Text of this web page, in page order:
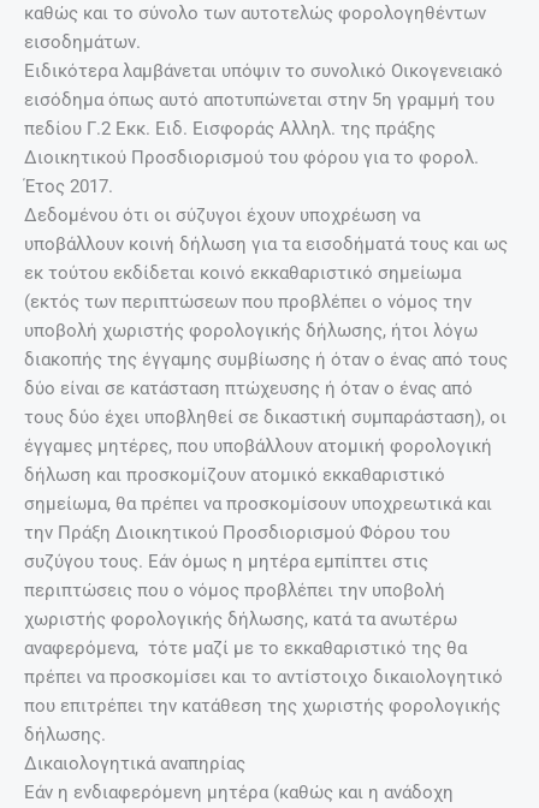
καθώς και το σύνολο των αυτοτελώς φορολογηθέντων
εισοδημάτων.
Ειδικότερα λαμβάνεται υπόψιν το συνολικό Οικογενειακό
εισόδημα όπως αυτό αποτυπώνεται στην 5η γραμμή του
πεδίου Γ.2 Εκκ. Ειδ. Εισφοράς Αλληλ. της πράξης
Διοικητικού Προσδιορισμού του φόρου για το φορολ.
Έτος 2017.
Δεδομένου ότι οι σύζυγοι έχουν υποχρέωση να
υποβάλλουν κοινή δήλωση για τα εισοδήματά τους και ως
εκ τούτου εκδίδεται κοινό εκκαθαριστικό σημείωμα
(εκτός των περιπτώσεων που προβλέπει ο νόμος την
υποβολή χωριστής φορολογικής δήλωσης, ήτοι λόγω
διακοπής της έγγαμης συμβίωσης ή όταν ο ένας από τους
δύο είναι σε κατάσταση πτώχευσης ή όταν ο ένας από
τους δύο έχει υποβληθεί σε δικαστική συμπαράσταση), οι
έγγαμες μητέρες, που υποβάλλουν ατομική φορολογική
δήλωση και προσκομίζουν ατομικό εκκαθαριστικό
σημείωμα, θα πρέπει να προσκομίσουν υποχρεωτικά και
την Πράξη Διοικητικού Προσδιορισμού Φόρου του
συζύγου τους. Εάν όμως η μητέρα εμπίπτει στις
περιπτώσεις που ο νόμος προβλέπει την υποβολή
χωριστής φορολογικής δήλωσης, κατά τα ανωτέρω
αναφερόμενα, τότε μαζί με το εκκαθαριστικό της θα
πρέπει να προσκομίσει και το αντίστοιχο δικαιολογητικό
που επιτρέπει την κατάθεση της χωριστής φορολογικής
δήλωσης.
Δικαιολογητικά αναπηρίας
Εάν η ενδιαφερόμενη μητέρα (καθώς και η ανάδοχη